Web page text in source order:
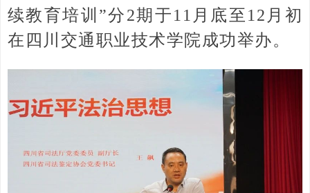
续教育培训”分2期于11月底至12月初
在四川交通职业技术学院成功举办。